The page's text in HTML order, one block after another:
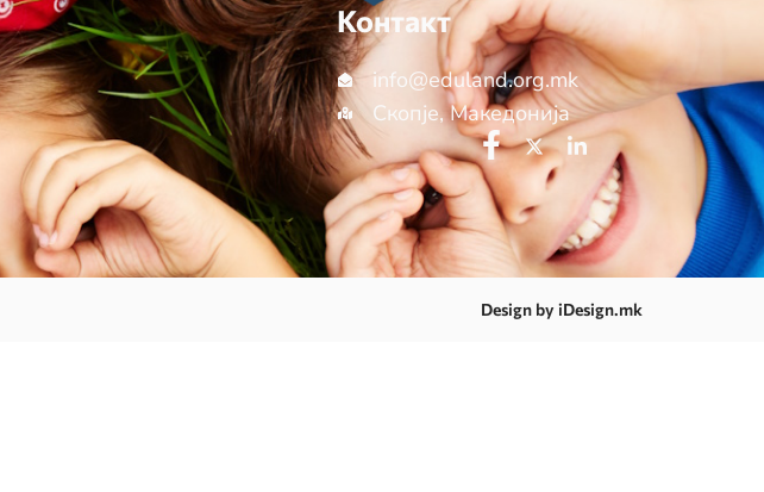
Контакт
info@еduland.org.mk
Скопје, Македонија
Design by iDesign.mk